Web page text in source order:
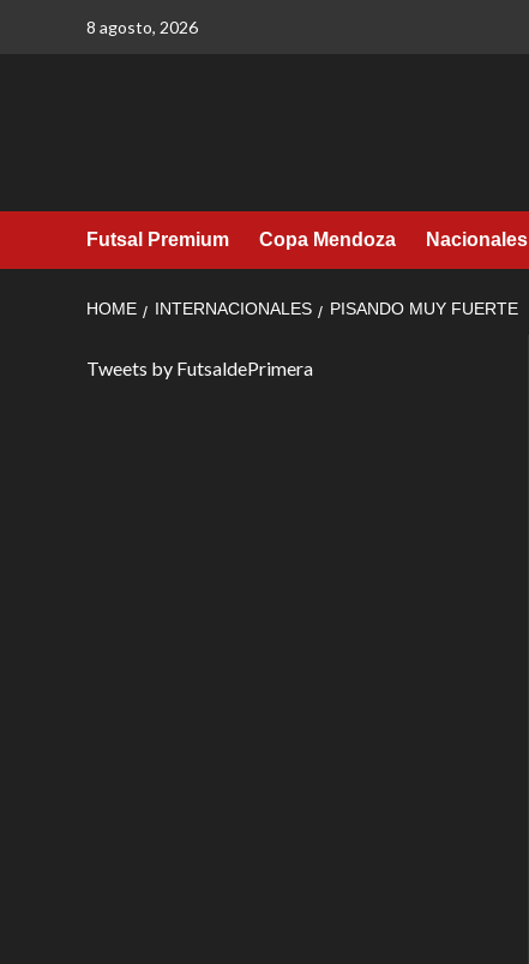
8 agosto, 2026
Futsal Premium Copa Mendoza Nacionales
HOME INTERNACIONALES PISANDO MUY FUERTE
Tweets by FutsaldePrimera